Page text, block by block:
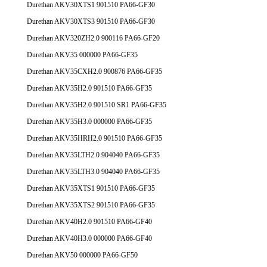
Durethan AKV30XTS1 901510 PA66-GF30
Durethan AKV30XTS3 901510 PA66-GF30
Durethan AKV320ZH2.0 900116 PA66-GF20
Durethan AKV35 000000 PA66-GF35
Durethan AKV35CXH2.0 900876 PA66-GF35
Durethan AKV35H2.0 901510 PA66-GF35
Durethan AKV35H2.0 901510 SR1 PA66-GF35
Durethan AKV35H3.0 000000 PA66-GF35
Durethan AKV35HRH2.0 901510 PA66-GF35
Durethan AKV35LTH2.0 904040 PA66-GF35
Durethan AKV35LTH3.0 904040 PA66-GF35
Durethan AKV35XTS1 901510 PA66-GF35
Durethan AKV35XTS2 901510 PA66-GF35
Durethan AKV40H2.0 901510 PA66-GF40
Durethan AKV40H3.0 000000 PA66-GF40
Durethan AKV50 000000 PA66-GF50